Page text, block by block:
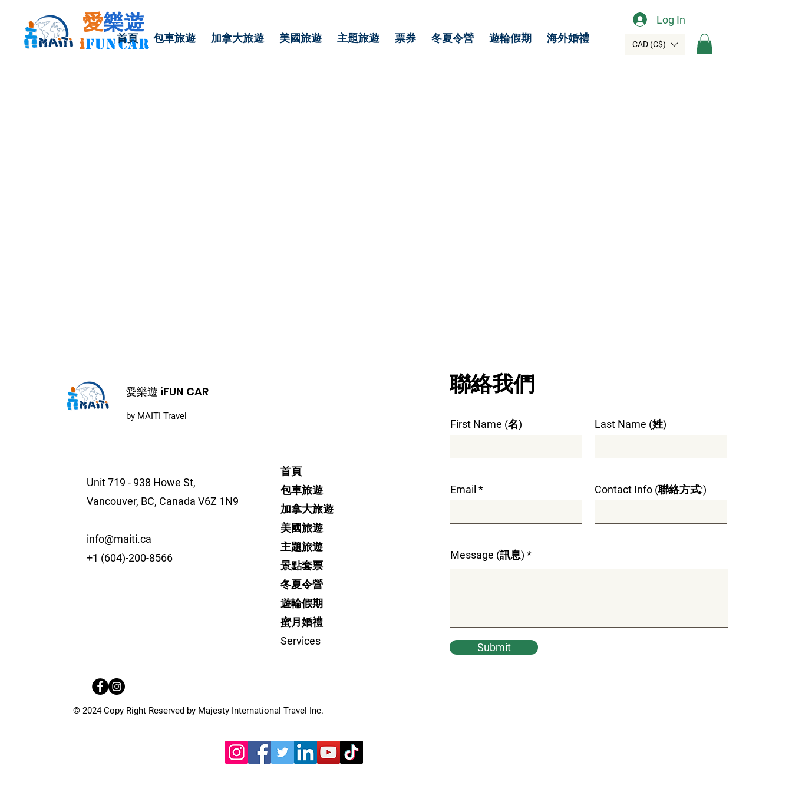
愛樂遊
iFUNCAR
首頁 包車旅遊 加拿大旅遊 美國旅遊 主題旅遊 票券 冬夏令營 遊輪假期 海外婚禮
Log In
CAD (C$)
​愛樂遊 iFUN CAR
by MAITI Travel
Unit 719 - 938 Howe St,
Vancouver, BC, Canada V6Z 1N9
info@maiti.ca
+1 (604)-200-8566
首頁
包車旅遊
加拿大旅遊
美國旅遊
主題旅遊
景點套票
冬夏令營
遊輪假期
蜜月婚禮
Services
© 2024 Copy Right Reserved by Majesty International Travel Inc.
​聯絡我們
First Name (名) Last Name (姓)
Email Contact Info (聯絡方式:)
Message (訊息)
Submit